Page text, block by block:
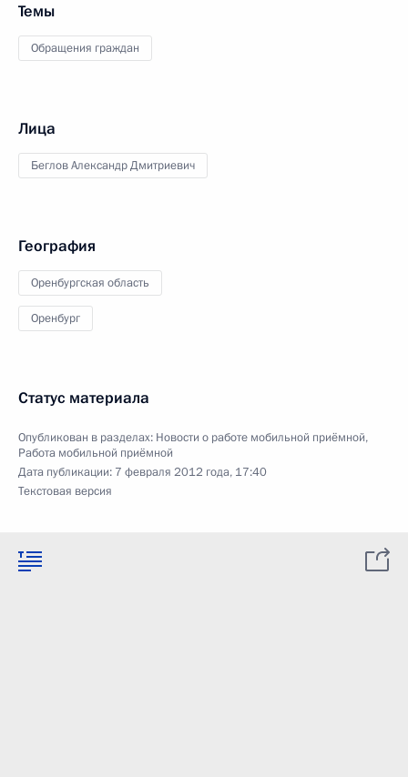
Темы
Обращения граждан
Лица
Беглов Александр Дмитриевич
География
Оренбургская область
Оренбург
Статус материала
Опубликован в разделах: Новости о работе мобильной приёмной,
Работа мобильной приёмной
Дата публикации: 7 февраля 2012 года, 17:40
Текстовая версия